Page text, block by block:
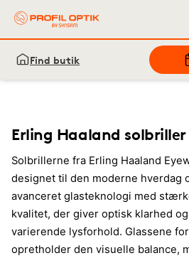
Find butik
Erling Haaland solbriller
Solbrillerne fra Erling Haaland
designet til den moderne hverdag
avanceret glasteknologi med
kvalitet, der giver optisk klarhed
varierende lysforhold. Glassene
opretholder den visuelle balance,